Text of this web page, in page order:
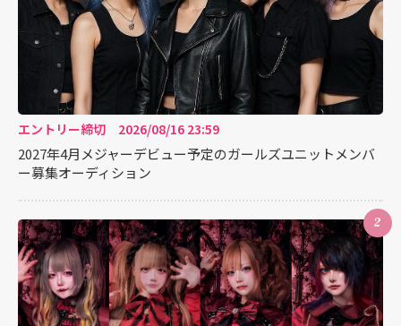
エントリー締切 2026/08/16 23:59
2027年4月メジャーデビュー予定のガールズユニットメンバ
ー募集オーディション
2